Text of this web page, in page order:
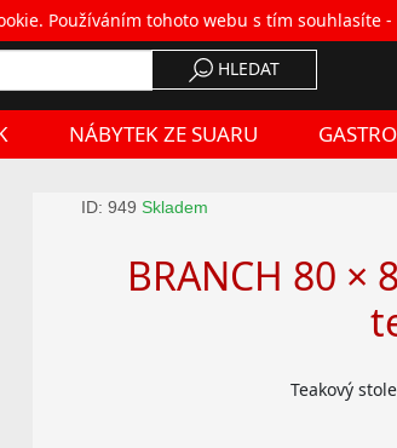
Používáním tohoto webu s tím souhlasíte -
platba•Kontakt
HLEDAT
NÁBYTEK ZE SUARU
ID: 949 Skladem
BRANCH 80 ×
Teakový